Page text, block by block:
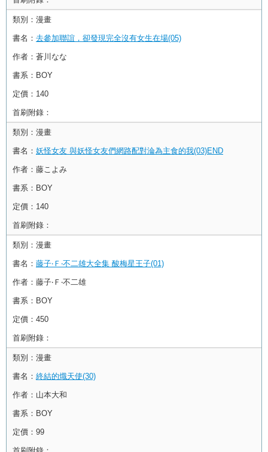
類別： 漫畫
書名： 去參加聯誼，卻發現完全沒有女生在場(05)
作者： 蒼川なな
書系： BOY
定價： 140
首刷附錄：
類別： 漫畫
書名： 妖怪女友 與妖怪女友們網路配對淪為主食的我(03)END
作者： 藤こよみ
書系： BOY
定價： 140
首刷附錄：
類別： 漫畫
書名： 藤子‧Ｆ‧不二雄大全集 酸梅星王子(01)
作者： 藤子‧Ｆ‧不二雄
書系： BOY
定價： 450
首刷附錄：
類別： 漫畫
書名： 終結的熾天使(30)
作者： 山本大和
書系： BOY
定價： 99